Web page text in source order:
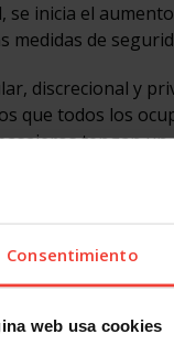
Consentimiento
web usa cookies
se inicia el
de
discrecional y
que todos los
tengan
el operador
de
viajeros de pie,
como referencia
en la zona